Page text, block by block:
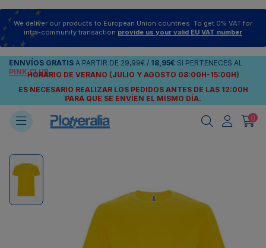
We deliver our products to European Union countries. To get 0% VAT for
intra-community transaction provide us your valid EU VAT number
ENNVÍOS GRATIS A PARTIR DE 29,99€ / 18,95€ SI PERTENECES AL
PINK CLUB
HORARIO DE VERANO (JULIO Y AGOSTO 08:00H-15:00H)
ES NECESARIO REALIZAR LOS PEDIDOS ANTES DE LAS 12:00H
PARA QUE SE ENVÍEN EL MISMO DÍA.
0